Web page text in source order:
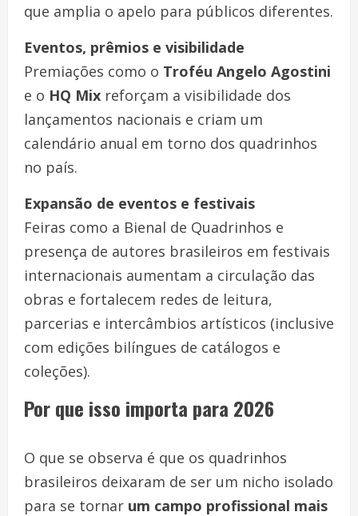
que amplia o apelo para públicos diferentes.
Eventos, prêmios e visibilidade
Premiações como o Troféu Angelo Agostini
e o HQ Mix reforçam a visibilidade dos
lançamentos nacionais e criam um
calendário anual em torno dos quadrinhos
no país.
Expansão de eventos e festivais
Feiras como a Bienal de Quadrinhos e
presença de autores brasileiros em festivais
internacionais aumentam a circulação das
obras e fortalecem redes de leitura,
parcerias e intercâmbios artísticos (inclusive
com edições bilíngues de catálogos e
coleções).
Por que isso importa para 2026
O que se observa é que os quadrinhos
brasileiros deixaram de ser um nicho isolado
para se tornar um campo profissional mais